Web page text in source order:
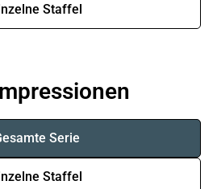
Staffel
Serie
Staffel